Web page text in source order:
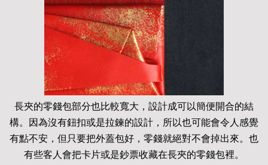
長夾的零錢包部分也比較寬大，設計成可以簡便開合的結
構。因為沒有鈕扣或是拉鍊的設計，所以也可能會令人感覺
有點不安，但只要把外蓋包好，零錢就絕對不會掉出來。也
有些客人會把卡片或是鈔票收藏在長夾的零錢包裡。